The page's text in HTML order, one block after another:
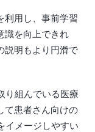
利用し、事前学習
識を向上できれ
説明もより円滑で
り組んでいる医療
て患者さん向けの
イメージしやすい